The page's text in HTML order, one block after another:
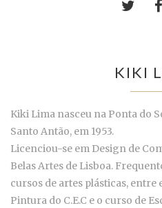
KIKI
Kiki Lima nasceu na Ponta do
Santo Antão, em 1953.
Licenciou-se em Design de
Belas Artes de Lisboa.
cursos de artes plásticas, entre
Pintura do C.E.C e o curso de